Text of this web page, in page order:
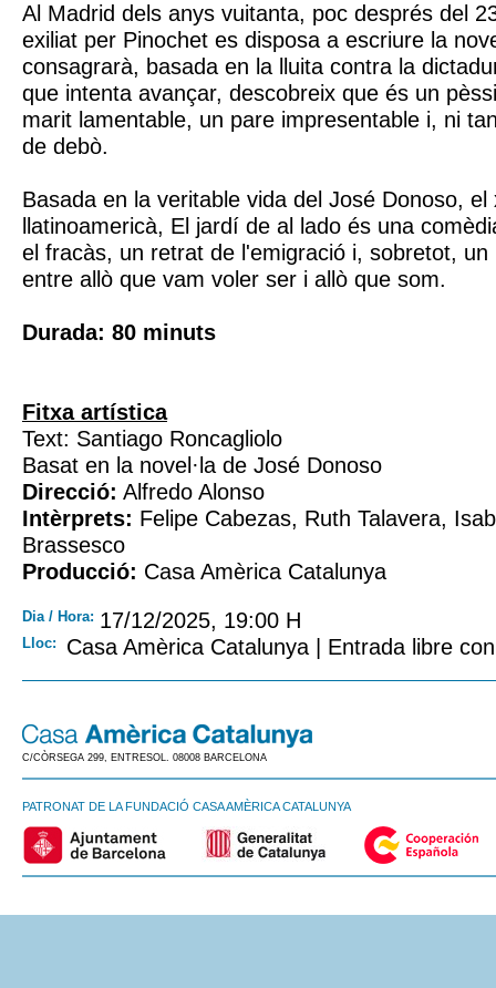
Al Madrid dels anys vuitanta, poc després del
exiliat per Pinochet es disposa a escriure la
consagrarà, basada en la lluita contra la
que intenta avançar, descobreix que és un
marit lamentable, un pare impresentable i, ni
de debò.
Basada en la veritable vida del José Donoso,
llatinoamericà, El jardí de al lado és una
el fracàs, un retrat de l'emigració i, sobretot, un
entre allò que vam voler ser i allò que som.
Durada: 80 minuts
Fitxa artística
Text: Santiago Roncagliolo
Basat en la novel·la de José Donoso
Direcció: Alfredo Alonso
Intèrprets: Felipe Cabezas, Ruth Talavera,
Brassesco
Producció: Casa Amèrica Catalunya
Dia / Hora: 17/12/2025, 19:00 H
Lloc: Casa Amèrica Catalunya | Entrada libre
C/CÒRSEGA 299, ENTRESOL. 08008 BARCELONA
PATRONAT DE LA FUNDACIÓ CASA AMÈRICA CATALUNYA